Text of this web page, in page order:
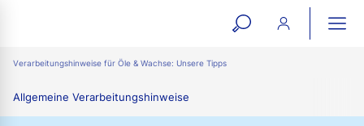
open
Verarbeitungshinweise für Öle & Wachse: Unsere Tipps
Allgemeine Verarbeitungshinweise